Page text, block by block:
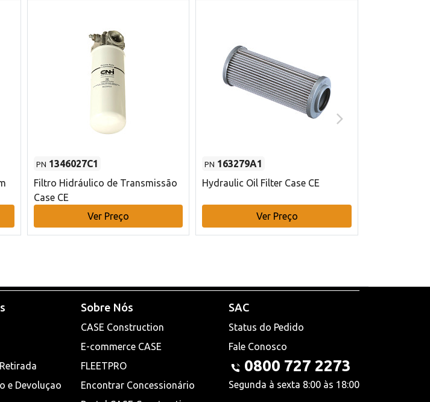
PN 1346027C1
Filtro Hidráulico de Transmissão
Case CE
Ver Preço
PN 163279A1
Hydraulic Oil Filter Case CE
Ver Preço
e Devoluçao
Sobre Nós
CASE Construction
E-commerce CASE
FLEETPRO
Encontrar Concessionário
SAC
Status do Pedido
Fale Conosco
0800 727 2273
Segunda à sexta 8:00 às 18:00